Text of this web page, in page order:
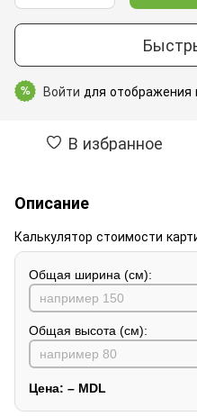
% Войти для отображения
В избранное
Описание
Калькулятор стоимости
Общая ширина (см):
Общая высота (см):
Цена: – MDL